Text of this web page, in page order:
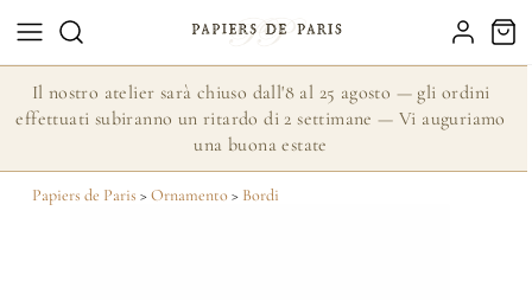
Il nostro atelier sarà chiuso dall'8 al 25 agosto — gli ordini
effettuati subiranno un ritardo di 2 settimane — Vi auguriamo
una buona estate
Papiers de Paris >Ornamento> Bordi